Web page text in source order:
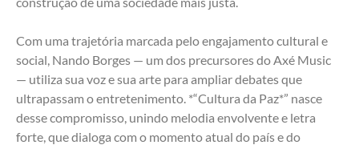
Com uma trajetória marcada pelo engajamento cultural e
social, Nando Borges — um dos precursores do Axé Music
— utiliza sua voz e sua arte para ampliar debates que
ultrapassam o entretenimento. *“Cultura da Paz*” nasce
desse compromisso, unindo melodia envolvente e letra
forte, que dialoga com o momento atual do país e do